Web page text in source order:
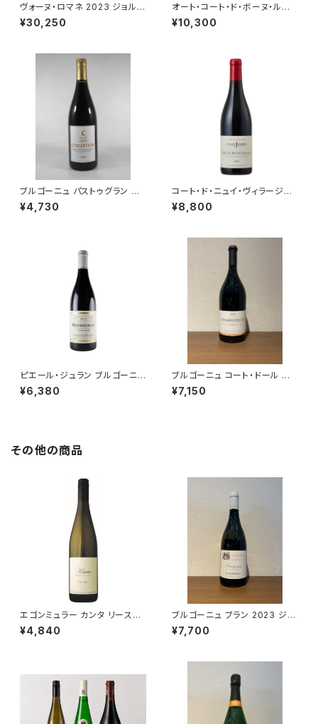
ヴォーヌ・ロマネ 2023 ジョルジ
ュ・ノエラ 赤ワイン フランス ブ
ルゴーニュ 750ml
¥30,250
オート・コート・ド・ボーヌ・ルー
ジュ レ・コテ 2022 ドメーヌ・
ド・カシオペ 赤ワイン ブルゴー
¥10,300
ブルゴーニュ パストゥグラン レ
クセプション 2021 ミシェル・ラ
ファルジュ 赤ワイン ブルゴーニ
¥4,730
コート・ド・ニュイ・ヴィラージュ
2018 750ml ドメーヌ・ジュリア
ン・ジェラール＆フィス
¥8,800
ピエール・ジュラン ブルゴーニュ
コート・ドール ピノ・ノワール 20
22 750ml
¥6,380
ブルゴーニュ コート・ドール ル
ージュ 2022 トロ・ボー 赤ワイ
ン ブルゴーニュ 750ml
¥7,150
その他の商品
エゴンミュラー カンタ リースリ
ング 2024 750ml
¥4,840
ブルゴーニュ ブラン 2023 ジャ
ン・マルク・ボワイヨ 白ワイン 7
50ml
¥7,700